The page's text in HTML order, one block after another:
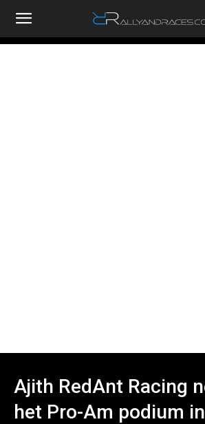
RallyandRaces.com
Ajith RedAnt Racing
het Pro-Am podium